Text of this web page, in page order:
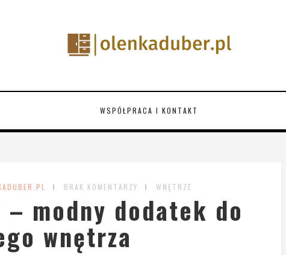
WSPÓŁPRACA I KONTAKT
BRAK KOMENTARZY WNĘTRZE
modny dodatek do
wnętrza